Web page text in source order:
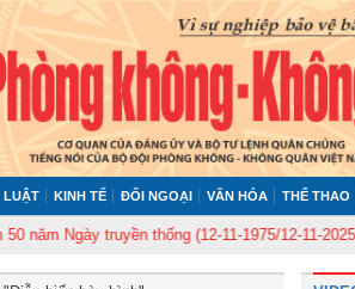
LUẬT KINH TẾ ĐỐI NGOẠI VĂN HÓA THỂ THAO
truyền thống (12-11-1975/12-11-2025) Ủy